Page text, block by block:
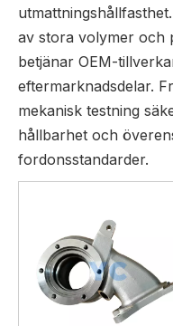
av stora volymer och
betjänar OEM-
eftermarknadsdelar.
mekanisk testning
hållbarhet och
fordonsstandarder.